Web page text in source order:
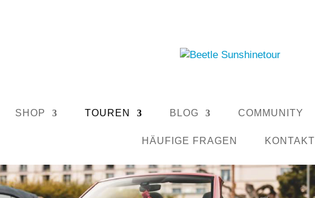
SHOP TOUREN BLOG COMMUNITY
HÄUFIGE FRAGEN KONTAKT